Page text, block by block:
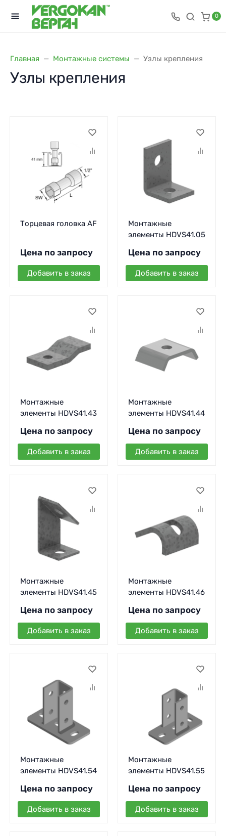
0
Главная Монтажные системы Узлы крепления
Узлы крепления
Торцевая головка AF
Цена по запросу
Добавить в заказ
Монтажные
элементы HDVS41.05
Цена по запросу
Добавить в заказ
Монтажные
элементы HDVS41.43
Цена по запросу
Добавить в заказ
Монтажные
элементы HDVS41.44
Цена по запросу
Добавить в заказ
Монтажные
элементы HDVS41.45
Цена по запросу
Добавить в заказ
Монтажные
элементы HDVS41.46
Цена по запросу
Добавить в заказ
Монтажные
элементы HDVS41.54
Цена по запросу
Добавить в заказ
Монтажные
элементы HDVS41.55
Цена по запросу
Добавить в заказ